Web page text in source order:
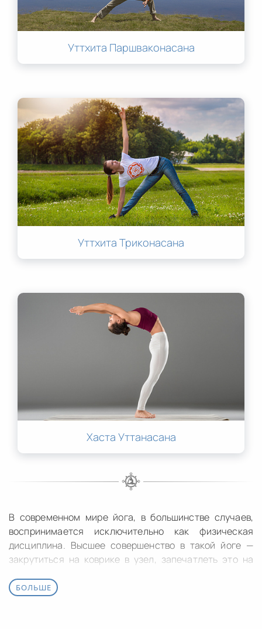
Уттхита Паршваконасана
Уттхита Триконасана
Хаста Уттанасана
В современном мире йога, в большинстве случаев,
воспринимается исключительно как физическая
дисциплина. Высшее совершенство в такой йоге —
закрутиться на коврике в узел, запечатлеть это на
направлений современной йоги. В чуть более
БОЛЬШЕ